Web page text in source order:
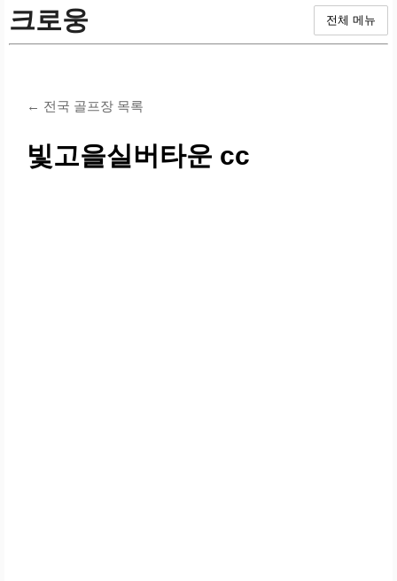
크로웅 전체 메뉴
← 전국 골프장 목록
빛고을실버타운 cc